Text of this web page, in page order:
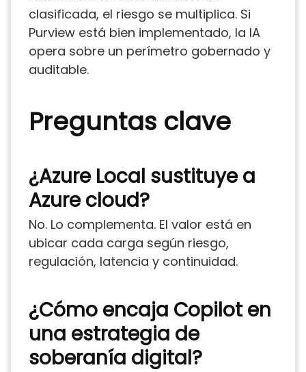
clasificada, el riesgo se multiplica. Si
Purview está bien implementado, la IA
opera sobre un perímetro gobernado y
auditable.
Preguntas clave
¿Azure Local sustituye a
Azure cloud?
No. Lo complementa. El valor está en
ubicar cada carga según riesgo,
regulación, latencia y continuidad.
¿Cómo encaja Copilot en
una estrategia de
soberanía digital?